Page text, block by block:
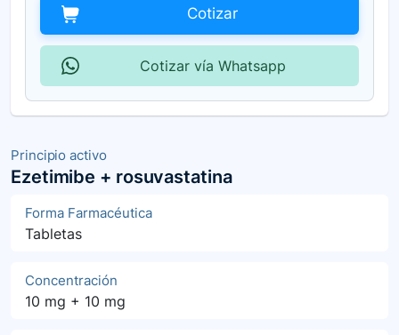
Principio activo
Ezetimibe + rosuvastatina
Forma Farmacéutica
Tabletas
Concentración
10 mg + 10 mg
Cotizar
Cotizar vía Whatsapp